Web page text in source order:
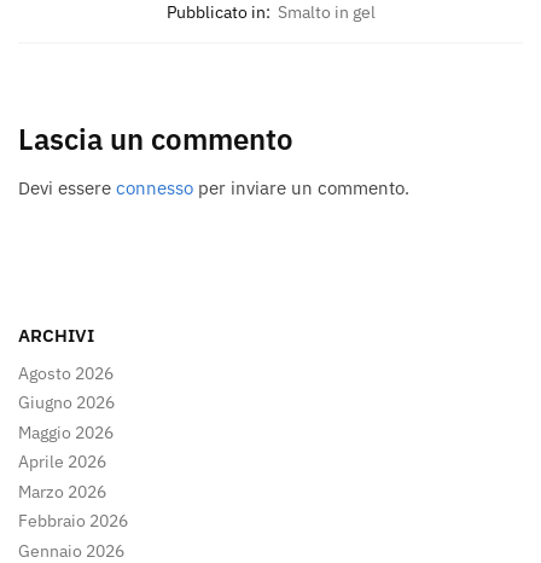
Pubblicato in: Smalto in gel
Lascia un commento
Devi essere connesso per inviare un commento.
ARCHIVI
Agosto 2026
Giugno 2026
Maggio 2026
Aprile 2026
Marzo 2026
Febbraio 2026
Gennaio 2026